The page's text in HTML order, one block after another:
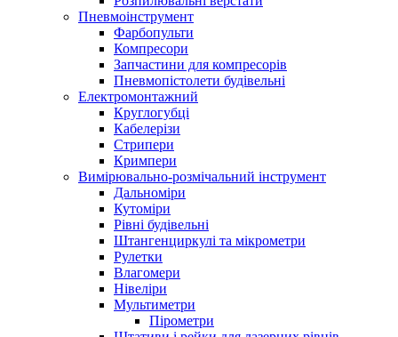
Пневмоінструмент
Фарбопульти
Компресори
Запчастини для компресорів
Пневмопістолети будівельні
Електромонтажний
Круглогубці
Кабелерізи
Стрипери
Кримпери
Вимірювально-розмічальний інструмент
Дальноміри
Кутоміри
Рівні будівельні
Штангенциркулі та мікрометри
Рулетки
Влагомери
Нівеліри
Мультиметри
Пірометри